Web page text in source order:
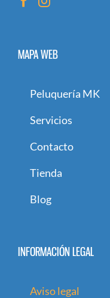
MAPA WEB
Peluquería MK
Servicios
Contacto
Tienda
Blog
INFORMACIÓN LEGAL
Aviso legal